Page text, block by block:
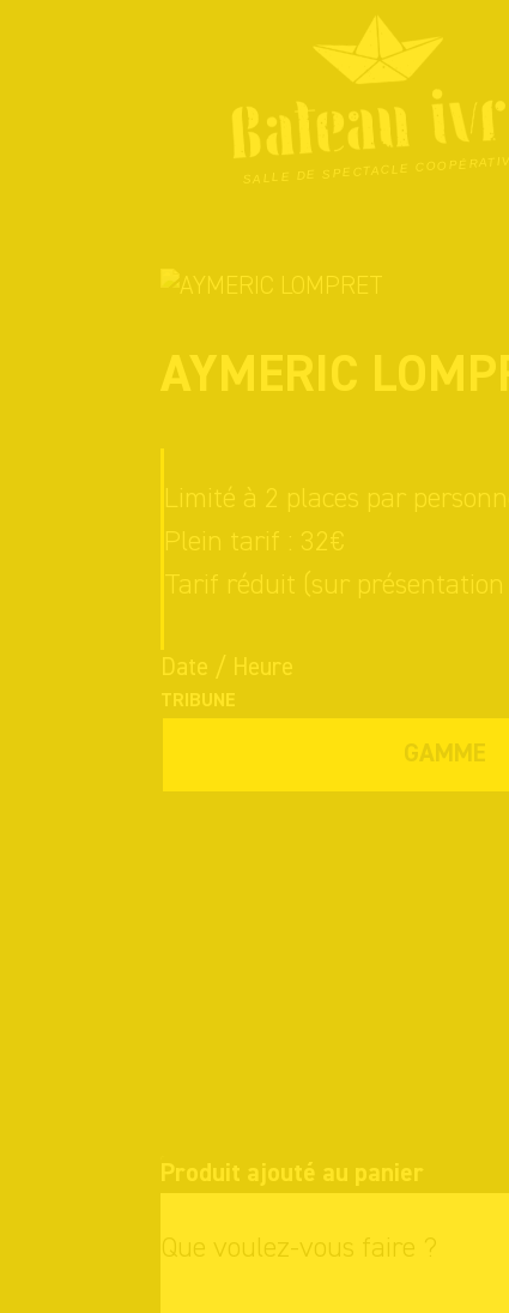
AYMERIC
Limité à 2 places par
Plein tarif : 32€
Tarif réduit (sur
Date / Heure
TRIBUNE
GAMME
Produit ajouté au panier
Que voulez-vous faire ?